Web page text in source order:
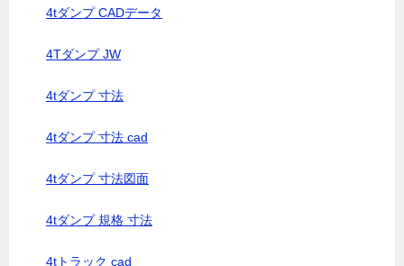
4tダンプ CADデータ
4Tダンプ JW
4tダンプ 寸法
4tダンプ 寸法 cad
4tダンプ 寸法図面
4tダンプ 規格 寸法
4tトラック cad